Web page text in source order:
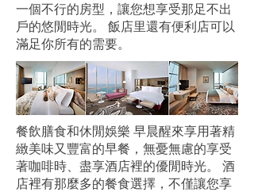
一個不行的房型，讓您想享受那足不出
戶的悠閒時光。 飯店里還有便利店可以
滿足你所有的需要。
餐飲膳食和休閒娛樂 早晨醒來享用著精
緻美味又豐富的早餐，無憂無慮的享受
著咖啡時、盡享酒店裡的優閒時光。 酒
店裡有那麼多的餐食選擇，不僅讓您享